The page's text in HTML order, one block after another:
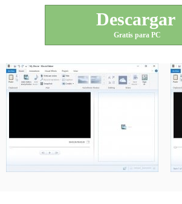
Descargar
Gratis para PC